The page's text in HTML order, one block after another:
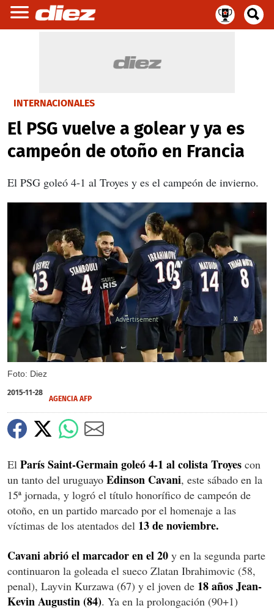
INTERNACIONALES
El PSG vuelve a golear y ya es
campeón de otoño en Francia
El PSG goleó 4-1 al Troyes y es el campeón de invierno.
Foto: Diez
X
2015-11-28
AGENCIA AFP
El París Saint-Germain goleó 4-1 al colista Troyes con
un tanto del uruguayo Edinson Cavani, este sábado en la
15ª jornada, y logró el título honorífico de campeón de
otoño, en un partido marcado por el homenaje a las
víctimas de los atentados del 13 de noviembre.
Cavani abrió el marcador en el 20 y en la segunda parte
continuaron la goleada el sueco Zlatan Ibrahimovic (58,
penal), Layvin Kurzawa (67) y el joven de 18 años Jean-
Kevin Augustin (84). Ya en la prolongación (90+1)